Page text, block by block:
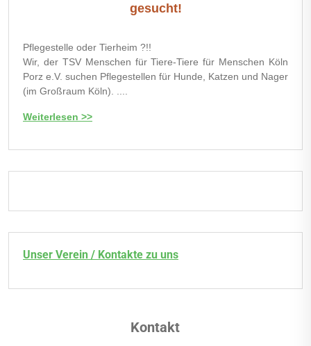
gesucht!
Pflegestelle oder Tierheim ?!!
Wir, der TSV Menschen für Tiere-Tiere für Menschen Köln
Porz e.V. suchen Pflegestellen für Hunde, Katzen und Nager
(im Großraum Köln). ....
Weiterlesen >>
Unser Verein / Kontakte zu uns
Kontakt